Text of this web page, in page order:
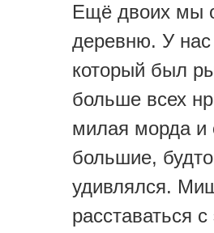
Ещё двоих мы
деревню. У нас
который был
больше всех
милая морда и
большие,
удивлялся.
расставаться